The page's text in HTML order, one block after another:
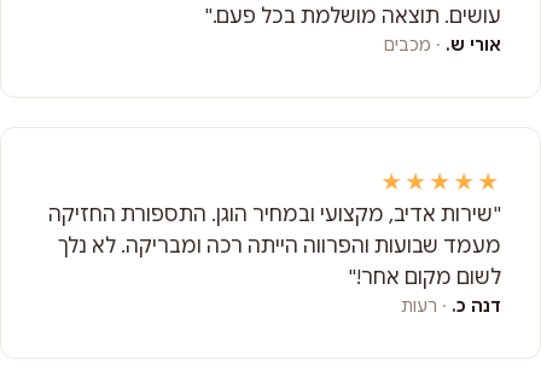
עושים. תוצאה מושלמת בכל פעם."
אורי ש. · מכבים
★★★★★
"שירות אדיב, מקצועי ובמחיר הוגן. התספורת החזיקה
מעמד שבועות והפרווה הייתה רכה ומבריקה. לא נלך
לשום מקום אחר!"
דנה כ. · רעות